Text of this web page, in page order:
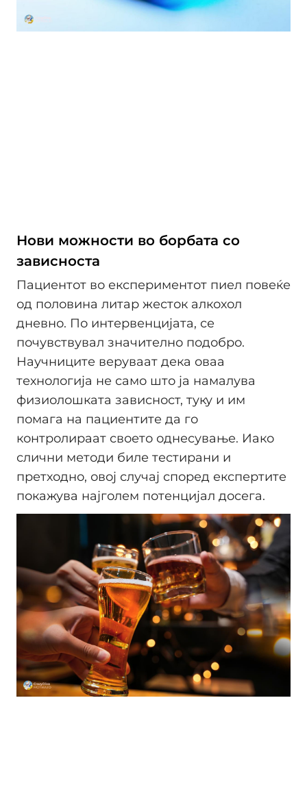
Нови можности во борбата со
зависноста
Пациентот во експериментот пиел повеќе
од половина литар жесток алкохол
дневно. По интервенцијата, се
почувствувал значително подобро.
Научниците веруваат дека оваа
технологија не само што ја намалува
физиолошката зависност, туку и им
помага на пациентите да го
контролираат своето однесување. Иако
слични методи биле тестирани и
претходно, овој случај според експертите
покажува најголем потенцијал досега.